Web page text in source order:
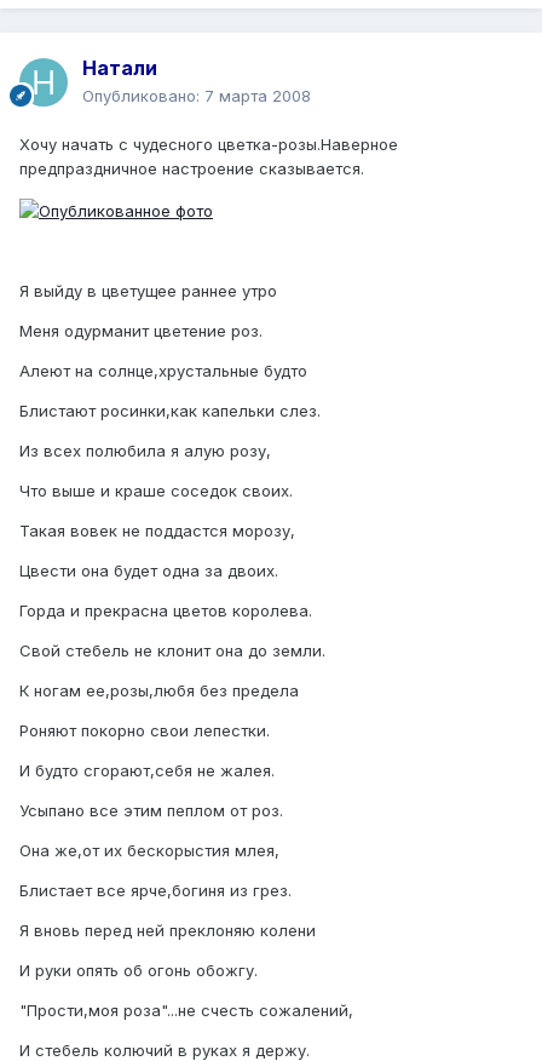
Натали
Опубликовано: 7 марта 2008
Хочу начать с чудесного цветка-розы.Наверное
предпраздничное настроение сказывается.
Я выйду в цветущее раннее утро
Меня одурманит цветение роз.
Алеют на солнце,хрустальные будто
Блистают росинки,как капельки слез.
Из всех полюбила я алую розу,
Что выше и краше соседок своих.
Такая вовек не поддастся морозу,
Цвести она будет одна за двоих.
Горда и прекрасна цветов королева.
Свой стебель не клонит она до земли.
К ногам ее,розы,любя без предела
Роняют покорно свои лепестки.
И будто сгорают,себя не жалея.
Усыпано все этим пеплом от роз.
Она же,от их бескорыстия млея,
Блистает все ярче,богиня из грез.
Я вновь перед ней преклоняю колени
И руки опять об огонь обожгу.
"Прости,моя роза"...не счесть сожалений,
И стебель колючий в руках я держу.